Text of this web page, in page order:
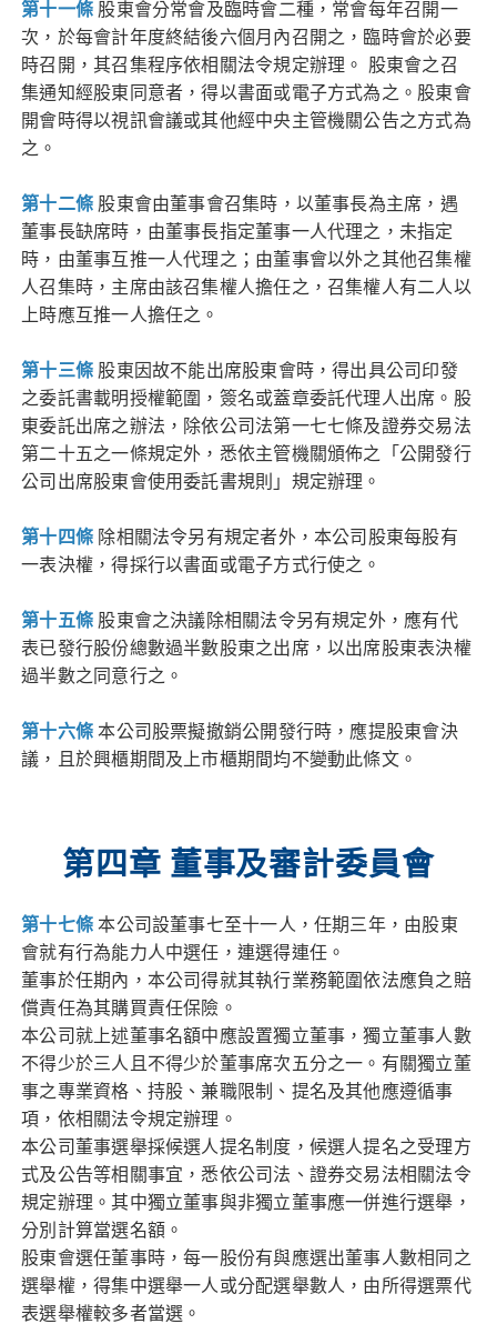
第十一條 股東會分常會及臨時會二種，常會每年召開一
次，於每會計年度終結後六個月內召開之，臨時會於必要
時召開，其召集程序依相關法令規定辦理。 股東會之召
集通知經股東同意者，得以書面或電子方式為之。股東會
開會時得以視訊會議或其他經中央主管機關公告之方式為
之。
第十二條 股東會由董事會召集時，以董事長為主席，遇
董事長缺席時，由董事長指定董事一人代理之，未指定
時，由董事互推一人代理之；由董事會以外之其他召集權
人召集時，主席由該召集權人擔任之，召集權人有二人以
上時應互推一人擔任之。
第十三條 股東因故不能出席股東會時，得出具公司印發
之委託書載明授權範圍，簽名或蓋章委託代理人出席。股
東委託出席之辦法，除依公司法第一七七條及證券交易法
第二十五之一條規定外，悉依主管機關頒佈之「公開發行
公司出席股東會使用委託書規則」規定辦理。
第十四條 除相關法令另有規定者外，本公司股東每股有
一表決權，得採行以書面或電子方式行使之。
第十五條 股東會之決議除相關法令另有規定外，應有代
表已發行股份總數過半數股東之出席，以出席股東表決權
過半數之同意行之。
第十六條本公司股票擬撤銷公開發行時，應提股東會決
議，且於興櫃期間及上市櫃期間均不變動此條文。
第四章 董事及審計委員會
第十七條本公司設董事七至十一人，任期三年，由股東
會就有行為能力人中選任，連選得連任。
董事於任期內，本公司得就其執行業務範圍依法應負之賠
償責任為其購買責任保險。
本公司就上述董事名額中應設置獨立董事，獨立董事人數
不得少於三人且不得少於董事席次五分之一。有關獨立董
事之專業資格、持股、兼職限制、提名及其他應遵循事
項，依相關法令規定辦理。
本公司董事選舉採候選人提名制度，候選人提名之受理方
式及公告等相關事宜，悉依公司法、證券交易法相關法令
規定辦理。其中獨立董事與非獨立董事應一併進行選舉，
分別計算當選名額。
股東會選任董事時，每一股份有與應選出董事人數相同之
選舉權，得集中選舉一人或分配選舉數人，由所得選票代
表選舉權較多者當選。